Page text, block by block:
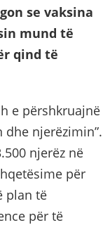
se vaksina
mund të
qind të
e përshkruajnë
dhe njerëzimin”.
njerëz në
për
plan të
për të